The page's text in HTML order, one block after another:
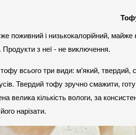
поживний і низькокалорійний,
Продукти з неї - не виключення.
тофу всього три види: м’який,
Твердий тофу зручно смажити,
велика кількість вологи, за
нарізати.